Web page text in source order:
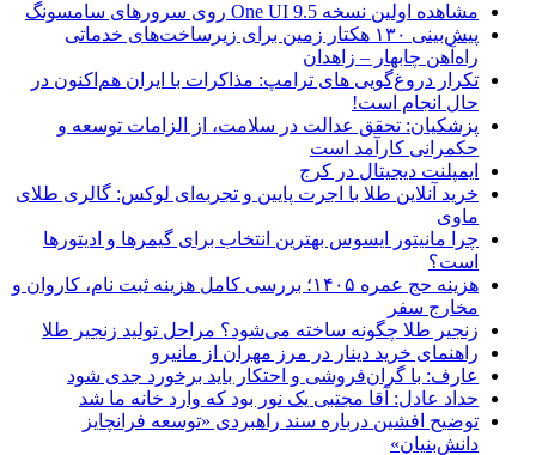
مشاهده اولین نسخه One UI 9.5 روی سرورهای سامسونگ
پیش‌بینی ۱۳۰ هکتار زمین برای زیرساخت‌های خدماتی
راه‌آهن چابهار – زاهدان
تکرار دروغ‌گویی های ترامپ: مذاکرات با ایران هم‌اکنون در
حال انجام است!
پزشکیان: تحقق عدالت در سلامت، از الزامات توسعه و
حکمرانی کارآمد است
ایمپلنت دیجیتال در کرج
خرید آنلاین طلا با اجرت پایین و تجربه‌ای لوکس: گالری طلای
ماوی
چرا مانیتور ایسوس بهترین انتخاب برای گیمرها و ادیتورها
است؟
هزینه حج عمره ۱۴۰۵؛ بررسی کامل هزینه ثبت نام، کاروان و
مخارج سفر
زنجیر طلا چگونه ساخته می‌شود؟ مراحل تولید زنجیر طلا
راهنمای خرید دینار در مرز مهران از مانیرو
عارف: با گران‌فروشی و احتکار باید برخورد جدی شود
حداد عادل: آقا مجتبی یک نور بود که وارد خانه ما شد
توضیح افشین درباره سند راهبردی «توسعه فرانچایز
دانش‌بنیان»